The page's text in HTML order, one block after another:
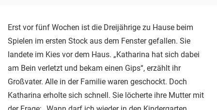
Erst vor fünf Wochen ist die Dreijährige zu Hause beim
Spielen im ersten Stock aus dem Fenster gefallen. Sie
landete im Kies vor dem Haus. „Katharina hat sich dabei
am Bein verletzt und bekam einen Gips“, erzählt ihr
Großvater. Alle in der Familie waren geschockt. Doch
Katharina erholte sich schnell. Sie löcherte ihre Mutter mit